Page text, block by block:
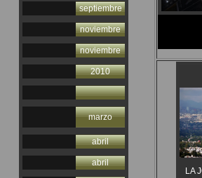
septiembre
noviembre
noviembre
2010
marzo
abril
abril
LA